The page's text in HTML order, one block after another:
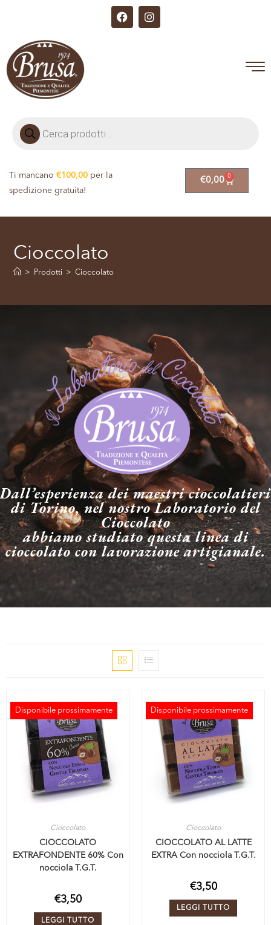
Ti mancano €100,00 per la
spedizione gratuita!
€0,00 0
Cioccolato
> Prodotti > Cioccolato
Dall’esperienza dei maestri cioccolatieri
di Torino, nel nostro Laboratorio del
Cioccolato
abbiamo studiato questa linea di
cioccolato con lavorazione artigianale.
Disponibile prossimamente
ESAURITO
Cioccolato
CIOCCOLATO
EXTRAFONDENTE 60% Con
nocciola T.G.T.
€3,50
LEGGI TUTTO
Disponibile prossimamente
ESAURITO
Cioccolato
CIOCCOLATO AL LATTE
EXTRA Con nocciola T.G.T.
€3,50
LEGGI TUTTO